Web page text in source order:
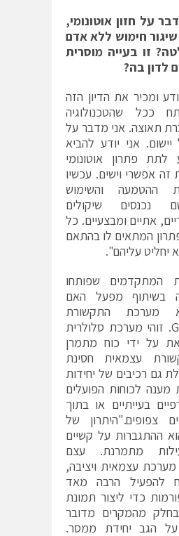
על חזון אוטונומי,
חימוש ללא אדם
זו בעייה מוסרית
לדון בה?
ומכיר את הדיון הזה
ככל שהטכנולוגיה
תאוצה. אני מדבר על
אני יודע להביא
פתרון אוטונומי
זה אפשרי וישים. עכשיו
ההטמעה והשימוש
נכנסים שיקולים
אתיים ומבצעיים. כל
המתאים לו בהתאם
יחליט עליהם".
המתקדמים שפותחו
בשיתוף מפעל האם
מערכת התקשורת
הטקטית G4TAC. זוהי מערכת סלולרית
על ידי כוח מתמרן
עצמאית חסינת
גם רכיבים של יחידות
מענה לכוחות הפועלים
בעייתיים או בתוך
צפופים."היתרון של
ההתגברות על קשיים
מתמרנת. עצם
עצמאית ויציבה,
להפעיל הרבה מאד
כדי ליצור תמונת
מהמקרים מדובר
על הגב יחידת ממסר.